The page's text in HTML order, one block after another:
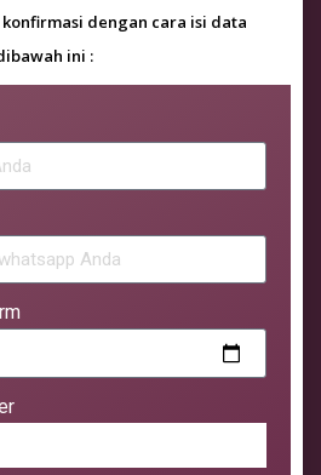
dengan cara isi data
ini :